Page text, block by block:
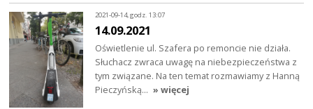
2021-09-14, godz. 13:07
14.09.2021
Oświetlenie ul. Szafera po remoncie nie działa.
Słuchacz zwraca uwagę na niebezpieczeństwa z
tym związane. Na ten temat rozmawiamy z Hanną
Pieczyńską… » więcej